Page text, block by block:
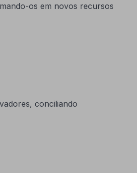
os em novos recursos
conciliando